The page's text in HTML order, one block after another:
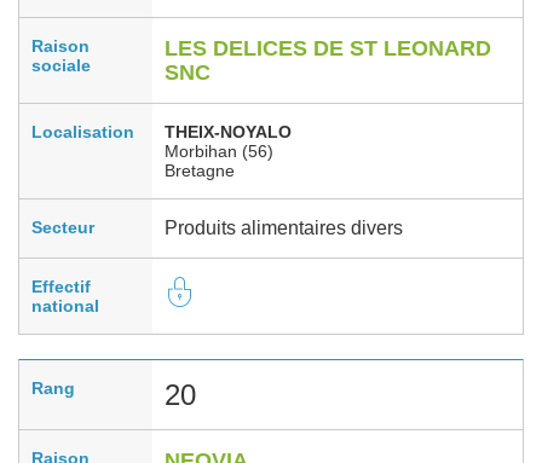
Raison
sociale
LES DELICES DE ST LEONARD
SNC
Localisation
THEIX-NOYALO
Morbihan (56)
Bretagne
Secteur Produits alimentaires divers
Effectif
national
Rang 20
Raison